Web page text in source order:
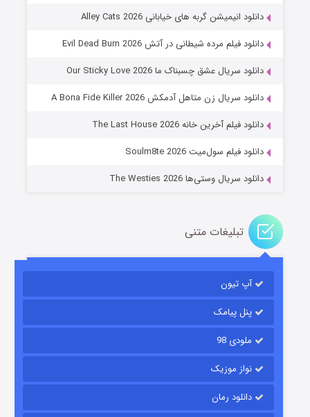
عملیات آپارتمان
قسمت۲ (زیرنویس) منتشر شد
مردگان متحرک: شهر مرده ۳
دانلود انیمیشن گربه های خیابانی Alley Cats 2026
دانلود فیلم مرده شیطانی در آتش Evil Dead Burn 2026
دانلود سریال عشق چسبناک ما Our Sticky Love 2026
دانلود سریال زن متاهل آدمکش A Bona Fide Killer 2026
دانلود فیلم آخرین خانه The Last House 2026
دانلود فیلم سول‌میت Soulm8te 2026
دانلود سریال وستی‌ها The Westies 2026
تبلیغات متنی
آپ تیون
پنل پیامک
ملودی 98
نواز موزیک
دانلود رمان